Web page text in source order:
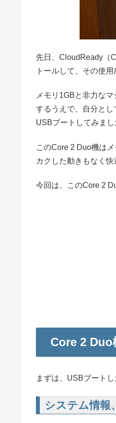
先日、CloudReady（
トールして、その使用
メモリ1GBと非力な
するうえで、自分と
USBブートしてみまし
このCore 2 Duo機は
カクした動きもなく快
今回は、このCore 2
Core 2
まずは、USBブート
システム情報